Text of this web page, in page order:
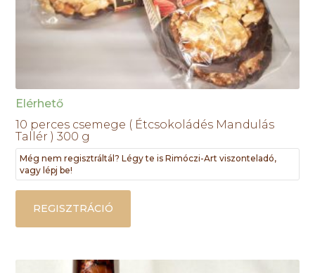
Elérhető
10 perces csemege ( Étcsokoládés Mandulás
Tallér ) 300 g
Még nem regisztráltál? Légy te is Rimóczi-Art viszonteladó,
vagy lépj be!
REGISZTRÁCIÓ